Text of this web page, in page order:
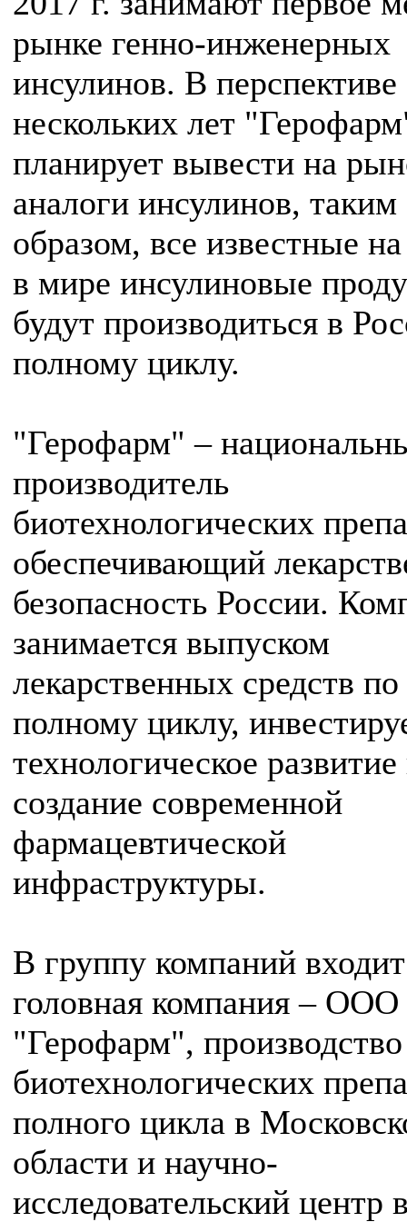
рынке генно-инженерных
инсулинов. В перспективе
нескольких лет
планирует вывести на
аналоги инсулинов, таким
образом, все известные
в мире инсулиновые
будут производиться в
полному циклу.
"Герофарм" –
производитель
биотехнологических
обеспечивающий
безопасность России.
занимается выпуском
лекарственных средств по
полному циклу,
технологическое развитие
создание современной
фармацевтической
инфраструктуры.
В группу компаний входит
головная компания – ООО
"Герофарм", производство
биотехнологических
полного цикла в
области и научно-
исследовательский центр